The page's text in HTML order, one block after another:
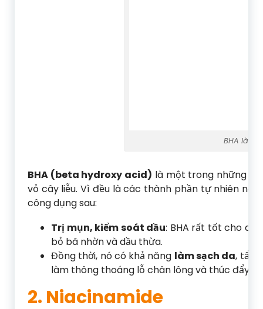
BHA là
BHA (beta hydroxy acid) là một trong những
vỏ cây liễu. Vì đều là các thành phần tự nhiên
công dụng sau:
Trị mụn, kiểm soát dầu: BHA rất tốt cho da
bỏ bã nhờn và dầu thừa.
Đồng thời, nó có khả năng làm sạch da, tẩy
làm thông thoáng lỗ chân lông và thúc đẩy
2. Niacinamide